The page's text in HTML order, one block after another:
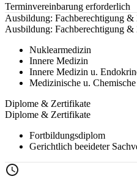
Terminvereinbarung erforderlich
Ausbildung: Fachberechtigung &
Ausbildung: Fachberechtigung &
Nuklearmedizin
Innere Medizin
Innere Medizin u.
Medizinische u.
Diplome & Zertifikate
Diplome & Zertifikate
Fortbildungsdiplom
Gerichtlich beeideter